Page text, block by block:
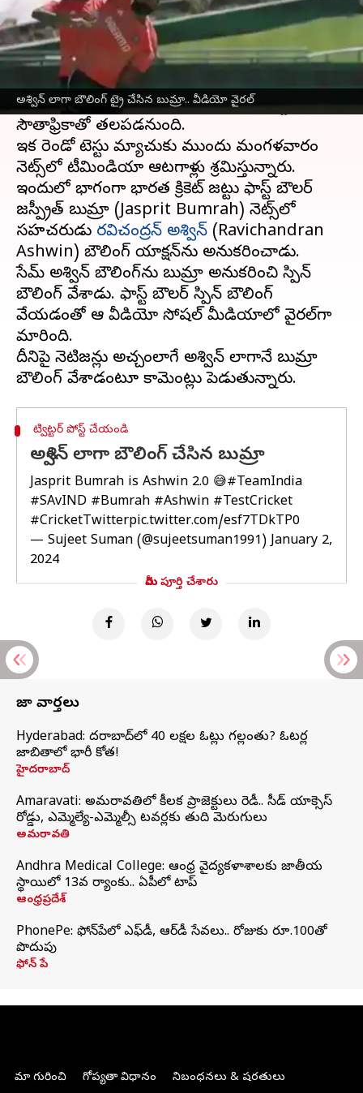
అశ్విన్ లాగా బౌలింగ్ ట్రై చేసిన బుమ్రా.. వీడియో వైరల్
ఈ వార్తాకథనం ఏంటి
తొలి టెస్టులో చిత్తుగా ఓడినటీమిండియా(Team
India) సఫారీ గడ్డపై మరో కఠిన పరీక్షకు సిద్ధమైంది.
బుధవారం నుంచి జరిగే ఆఖరిదైన రెండో టెస్టులో
సౌతాఫ్రికాతో తలపడనుంది.
ఇక రెండో టెస్టు మ్యాచుకు ముందు మంగళవారం
నెట్స్‌లో టీమిండియా ఆటగాళ్లు శ్రమిస్తున్నారు.
ఇందులో భాగంగా భారత క్రికెట్ జట్టు ఫాస్ట్ బౌలర్
జస్ప్రీత్ బుమ్రా (Jasprit Bumrah) నెట్స్‌లో
సహచరుడు రవిచంద్రన్ అశ్విన్ (Ravichandran
Ashwin) బౌలింగ్ యాక్షన్‌ను అనుకరించాడు.
సేమ్ అశ్విన్ బౌలింగ్‌ను బుమ్రా అనుకరించి స్పిన్
బౌలింగ్‌ వేశాడు. ఫాస్ట్ బౌలర్ స్పిన్ బౌలింగ్
వేయడంతో ఆ వీడియో సోషల్ మీడియాలో వైరల్‌గా
మారింది.
దీనిపై నెటిజన్లు అచ్చంలాగే అశ్విన్ లాగానే బుమ్రా
ట్విట్టర్ పోస్ట్ చేయండి
అశ్విన్ లాగా బౌలింగ్ చేసిన బుమ్రా
Jasprit Bumrah is Ashwin 2.0 😅#TeamIndia
#SAvIND #Bumrah #Ashwin #TestCricket
#CricketTwitterpic.twitter.com/esf7TDkTP0
— Sujeet Suman (@sujeetsuman1991)January 2,
2024
మీరు పూర్తి చేశారు
తాజా వార్తలు
Hyderabad: హైదరాబాద్‌లో 40 లక్షల ఓట్లు గల్లంతు? ఓటర్ల
జాబితాలో భారీ కోత!
హైదరాబాద్
Amaravati: అమరావతిలో కీలక ప్రాజెక్టులు రెడీ.. సీడ్‌ యాక్సెస్‌
రోడ్డు, ఎమ్మెల్యే-ఎమ్మెల్సీ టవర్లకు తుది మెరుగులు
అమరావతి
Andhra Medical College: ఆంధ్ర వైద్యకళాశాలకు జాతీయ
స్థాయిలో 13వ ర్యాంకు.. ఏపీలో టాప్
ఆంధ్రప్రదేశ్
PhonePe: ఫోన్‌పేలో ఎఫ్‌డీ, ఆర్‌డీ సేవలు.. రోజుకు రూ.100తో
పొదుపు
ఫోన్‌ పే
మా గురించి గోప్యతా విధానం నిబంధనలు & షరతులు